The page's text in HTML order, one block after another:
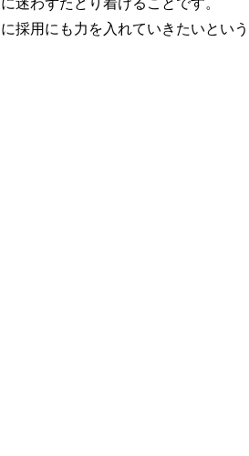
迷わずたどり着けることです。
採用にも力を入れていきたいという